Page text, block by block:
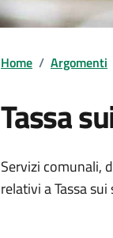
Home / Argomenti
Tassa
Servizi comunali,
relativi a Tassa sui